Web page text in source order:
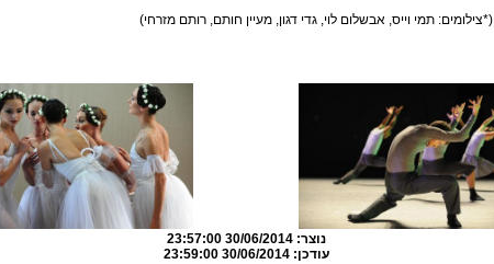
(*צילומים: תמי וייס, אבשלום לוי, גדי דגון, מעיין חותם, רותם מזרחי)
נוצר:30/06/2014 23:57:00
עודכן:30/06/2014 23:59:00